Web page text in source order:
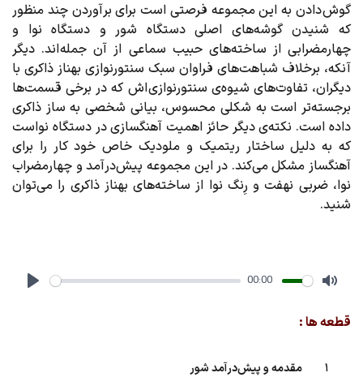
گوش دادن به این مجموعه فرصتی است برای برآوردن چند منظور
که شنیدن گوشه‌های اصلی دستگاه شور و دستگاه نوا و
چهارمضرابی از ساخته‌های حبیب سماعی از آن جمله اند. دیگر
آنکه، برخلاف شباهت‌های فراوان سبک سنتورنوازی بهناز ذاکری با
دیگران، تفاوت‌های شیوه‌ی سنتورنوازی اش که در برخی قسمت‌ها
برجسته‌تر است به شکلی محسوس، بیانی شخصی به ساز ذاکری
داده است. نکته‌ی دیگر حائز اهمیت آهنگسازی در دستگاه نواست
که به دلیل ساختار ریتمیک و ملودیک خاص خود کار را برای
آهنگساز مشکل می‌کند. در این مجموعه پیش‌درآمد و چهارمضراب
نوا، ضربی نهفت و رِنگ نوا از ساخته‌های بهناز ذاکری را می‌توان
شنید.
00:00
قطعه ها :
1
مقدمه و پیش‌درآمد شور